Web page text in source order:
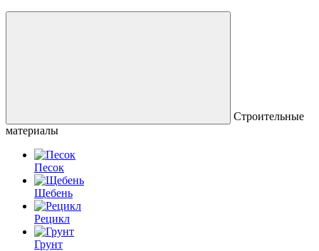
Строительные
материалы
Песок
Щебень
Рецикл
Грунт